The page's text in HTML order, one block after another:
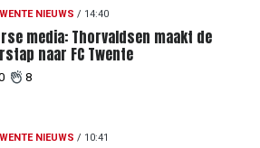
NIEUWS / 14:40
media: Thorvaldsen maakt de
naar FC Twente
8
NIEUWS / 10:41